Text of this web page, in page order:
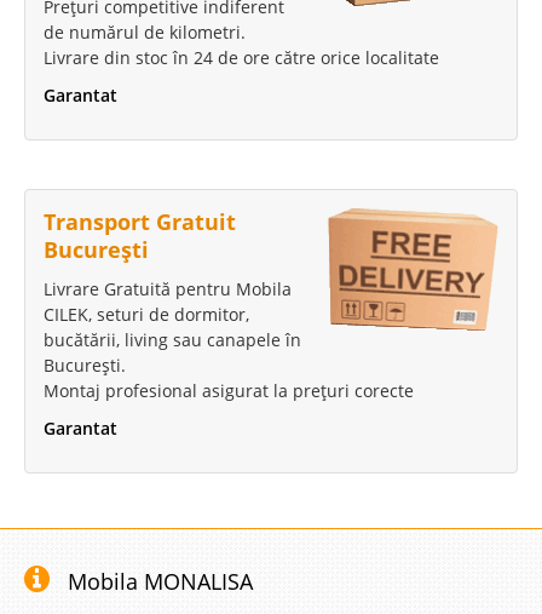
Prețuri competitive indiferent
de numărul de kilometri.
Livrare din stoc în 24 de ore către orice localitate
Garantat
Transport Gratuit
București
Livrare Gratuită pentru Mobila
CILEK, seturi de dormitor,
bucătării, living sau canapele în
București.
Montaj profesional asigurat la prețuri corecte
Garantat
Mobila MONALISA